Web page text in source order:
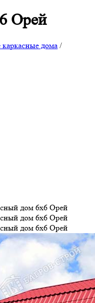
Орей
каркасные дома /